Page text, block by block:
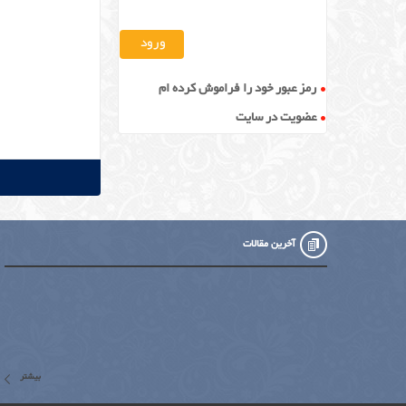
رمز عبور خود را فراموش کرده ام
عضویت در سایت
آخرین مقالات
بیشتر